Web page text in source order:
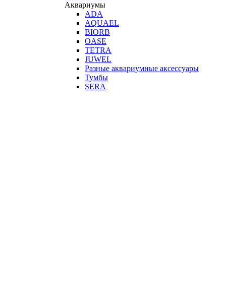
Аквариумы
ADA
AQUAEL
BIORB
OASE
TETRA
JUWEL
Разные аквариумные аксессуары
Тумбы
SERA